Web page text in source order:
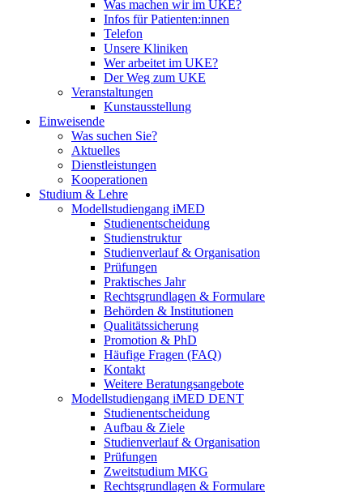
Was machen wir im UKE?
Infos für Patienten:innen
Telefon
Unsere Kliniken
Wer arbeitet im UKE?
Der Weg zum UKE
Veranstaltungen
Kunstausstellung
Einweisende
Was suchen Sie?
Aktuelles
Dienstleistungen
Kooperationen
Studium & Lehre
Modellstudiengang iMED
Studienentscheidung
Studienstruktur
Studienverlauf & Organisation
Prüfungen
Praktisches Jahr
Rechtsgrundlagen & Formulare
Behörden & Institutionen
Qualitätssicherung
Promotion & PhD
Häufige Fragen (FAQ)
Kontakt
Weitere Beratungsangebote
Modellstudiengang iMED DENT
Studienentscheidung
Aufbau & Ziele
Studienverlauf & Organisation
Prüfungen
Zweitstudium MKG
Rechtsgrundlagen & Formulare